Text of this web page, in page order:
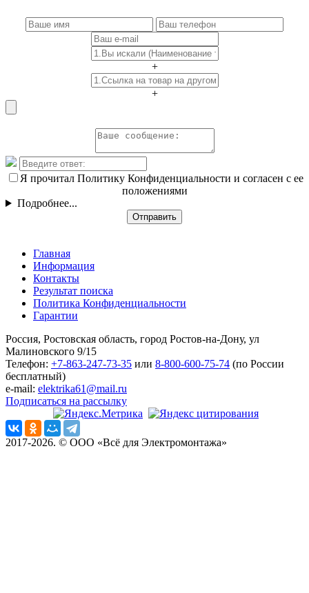
+
+
Я прочитал Политику Конфиденциальности и согласен с ее
положениями
Подробнее...
Отправить
Главная
Информация
Контакты
Результат поиска
Политика Конфиденциальности
Гарантии
Россия, Ростовская область, город Ростов-на-Дону, ул
Малиновского 9/15
Телефон: +7-863-247-73-35 или 8-800-600-75-74 (по России
бесплатный)
e-mail: elektrika61@mail.ru
Подписаться на рассылку
2017-2026. © ООО «Всё для Электромонтажа»